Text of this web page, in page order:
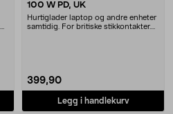
100 W PD, UK
Hurtiglader laptop og andre enheter
samtidig. For britiske stikkontakter.
399,90
Legg i handlekurv